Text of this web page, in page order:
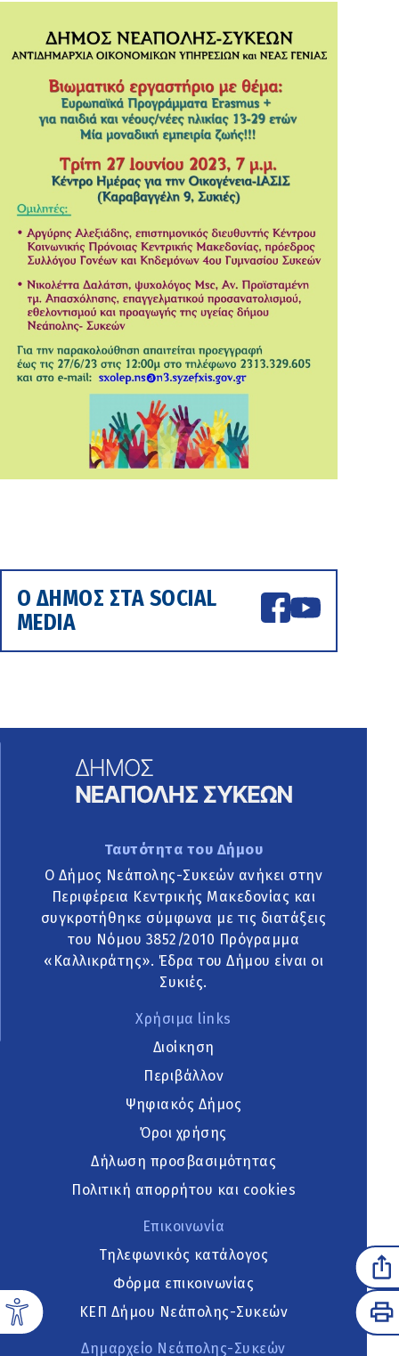
Ο ΔΗΜΟΣ ΣΤΑ SOCIAL
MEDIA
Ταυτότητα του Δήμου
Ο Δήμος Νεάπολης-Συκεών ανήκει στην
Περιφέρεια Κεντρικής Μακεδονίας και
συγκροτήθηκε σύμφωνα με τις διατάξεις
του Νόμου 3852/2010 Πρόγραμμα
«Καλλικράτης». Έδρα του Δήμου είναι οι
Συκιές.
Χρήσιμα links
Διοίκηση
Περιβάλλον
Ψηφιακός Δήμος
Όροι χρήσης
Δήλωση προσβασιμότητας
Πολιτική απορρήτου και cookies
Επικοινωνία
Τηλεφωνικός κατάλογος
Φόρμα επικοινωνίας
ΚΕΠ Δήμου Νεάπολης-Συκεών
Δημαρχείο Νεάπολης-Συκεών